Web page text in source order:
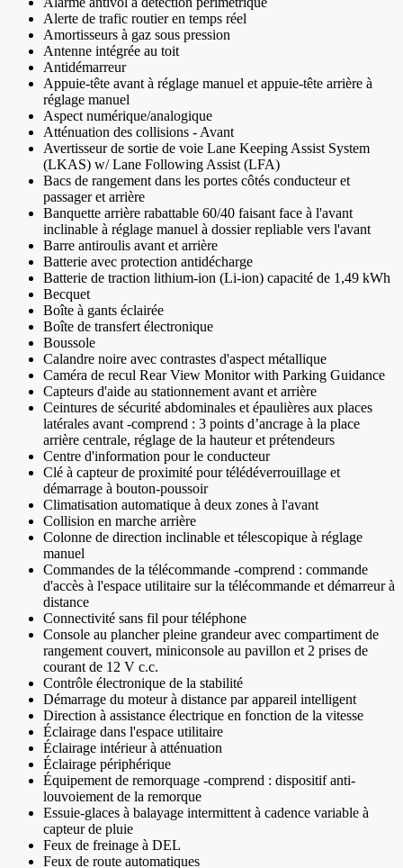
Alerte de trafic routier en temps réel
Amortisseurs à gaz sous pression
Antenne intégrée au toit
Antidémarreur
Appuie-tête avant à réglage manuel et appuie-tête arrière à
réglage manuel
Aspect numérique/analogique
Atténuation des collisions - Avant
Avertisseur de sortie de voie Lane Keeping Assist System
(LKAS) w/ Lane Following Assist (LFA)
Bacs de rangement dans les portes côtés conducteur et
passager et arrière
Banquette arrière rabattable 60/40 faisant face à l'avant
inclinable à réglage manuel à dossier repliable vers l'avant
Barre antiroulis avant et arrière
Batterie avec protection antidécharge
Batterie de traction lithium-ion (Li-ion) capacité de 1,49 kWh
Becquet
Boîte à gants éclairée
Boîte de transfert électronique
Boussole
Calandre noire avec contrastes d'aspect métallique
Caméra de recul Rear View Monitor with Parking Guidance
Capteurs d'aide au stationnement avant et arrière
Ceintures de sécurité abdominales et épaulières aux places
latérales avant -comprend : 3 points d’ancrage à la place
arrière centrale, réglage de la hauteur et prétendeurs
Centre d'information pour le conducteur
Clé à capteur de proximité pour télédéverrouillage et
démarrage à bouton-poussoir
Climatisation automatique à deux zones à l'avant
Collision en marche arrière
Colonne de direction inclinable et télescopique à réglage
manuel
Commandes de la télécommande -comprend : commande
d'accès à l'espace utilitaire sur la télécommande et démarreur à
distance
Connectivité sans fil pour téléphone
Console au plancher pleine grandeur avec compartiment de
rangement couvert, miniconsole au pavillon et 2 prises de
courant de 12 V c.c.
Contrôle électronique de la stabilité
Démarrage du moteur à distance par appareil intelligent
Direction à assistance électrique en fonction de la vitesse
Éclairage dans l'espace utilitaire
Éclairage intérieur à atténuation
Éclairage périphérique
Équipement de remorquage -comprend : dispositif anti-
louvoiement de la remorque
Essuie-glaces à balayage intermittent à cadence variable à
capteur de pluie
Feux de freinage à DEL
Feux de route automatiques